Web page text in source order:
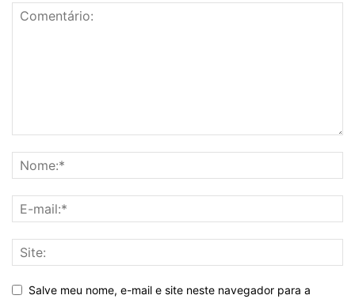
Salve meu nome, e-mail e site neste navegador para a